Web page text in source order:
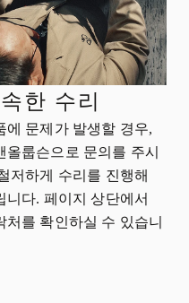
한 수리
에 문제가 발생할 경우,
올룹슨으로 문의를 주시
저하게 수리를 진행해
니다. 페이지 상단에서
처를 확인하실 수 있습니